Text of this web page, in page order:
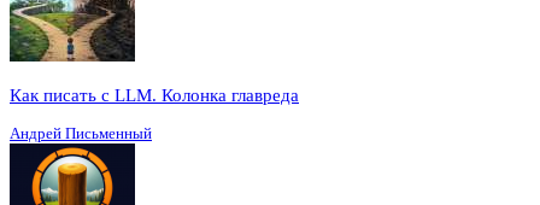
Как писать с LLM. Колонка главреда
Андрей Письменный